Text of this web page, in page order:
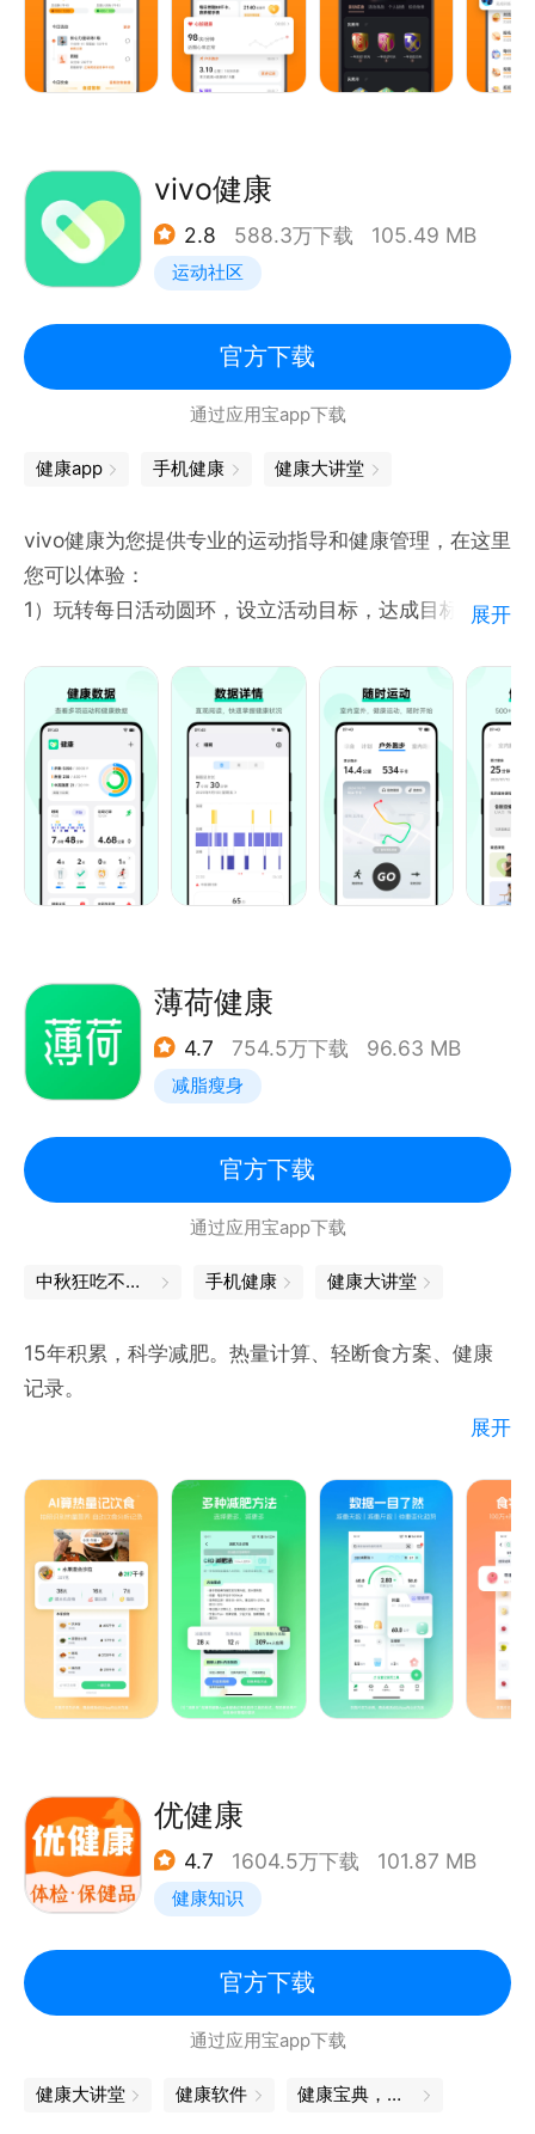
手环抬手就能进站上车。
【小爱同学智能助理，语音操控 MIoT 智能家居】
App上可以get小爱同学的全部技能，让她做你的贴身
智能助理。
【各项贴身提醒，不错过每一个重要时刻】
事件提醒，例如微信、短信等，通过手表手环随时提醒
你，不让你错过任何一个重要时刻。
vivo健康
2.8 588.3万下载 105.49 MB
运动社区
官方下载
通过应用宝app下载
健康app 手机健康 健康大讲堂
vivo健康为您提供专业的运动指导和健康管理，在这里
您可以体验：
1）玩转每日活动圆环，设立活动目标，达成目标后可
2）多维度记录管理户外跑、室内跑、骑行等数据，见
证每一次进步。
3）全新的勋章成就系统，持续记录您的运动生涯，彰
显每一个高光时刻。
4）免费畅享100+专业健身课程，满足您的个性化健
身需求。还在持续更新哦！
5）家庭健康关怀，全方位呵护家人健康。
1）实时监测心率、血氧、压力等健康数据，全天候跟
踪您的健康状况。
2）结合手表数据监测您的睡眠，深度分析深睡、浅
睡、快速眼动各个阶段，更科学地评估您的睡眠质量和
3）100+种运动模式，上山下水、球场跑道，手表伴
你尽情挥洒汗水，为您记录与分析运动状况。
4）手机与手表强强联合，在手表上就可查看微信、短
信、电话通知，便捷生活触手可及。
展开
薄荷健康
4.7 754.5万下载 96.63 MB
减脂瘦身
官方下载
通过应用宝app下载
中秋狂吃不发胖，全靠这6个App算总账 手机健康 健康大讲堂
15年积累，科学减肥。热量计算、轻断食方案、健康
记录。
专注科学减肥方法，提供个性化减重服务
基于减重场景提供个性化方案，16:8轻断食、热量减
肥等科学减肥法，助力身材管理
管理减肥过程，高效助力减脂计划
定制减肥方案、减脂食谱，记录体重、体脂、围度等多
维数据变化，健康高效管理
海量食物数据库，热量营养素一查便知
控制热量摄入，便捷记录、专业分析，高效管理
三餐热量、运动消耗、身体数据随手记， HealthKit、
智能手表绑定后可同步数据，记录更加便捷准确
海量减肥成功故事，见证千万用户的改变
收获更好的自己
减肥互动，减肥知识、减脂打卡、结伴减脂不孤单
这里有理解你的减肥伙伴，温暖有力的鼓励，专业的减
肥营养知识
展开
优健康
4.7 1604.5万下载 101.87 MB
健康知识
官方下载
通过应用宝app下载
健康大讲堂 健康软件 健康宝典，一手掌握